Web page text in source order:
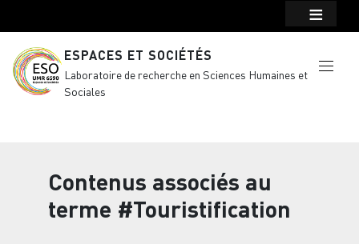
ESPACES ET SOCIÉTÉS
Laboratoire de recherche en Sciences Humaines et
Sociales
Contenus associés au
terme #Touristification